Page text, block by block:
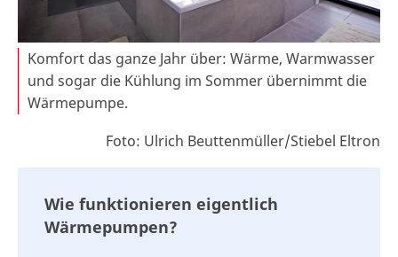
Komfort das ganze Jahr über: Wärme, Warmwasser
und sogar die Kühlung im Sommer übernimmt die
Wärmepumpe.
Foto: Ulrich Beuttenmüller/Stiebel Eltron
Wie funktionieren eigentlich
Wärmepumpen?